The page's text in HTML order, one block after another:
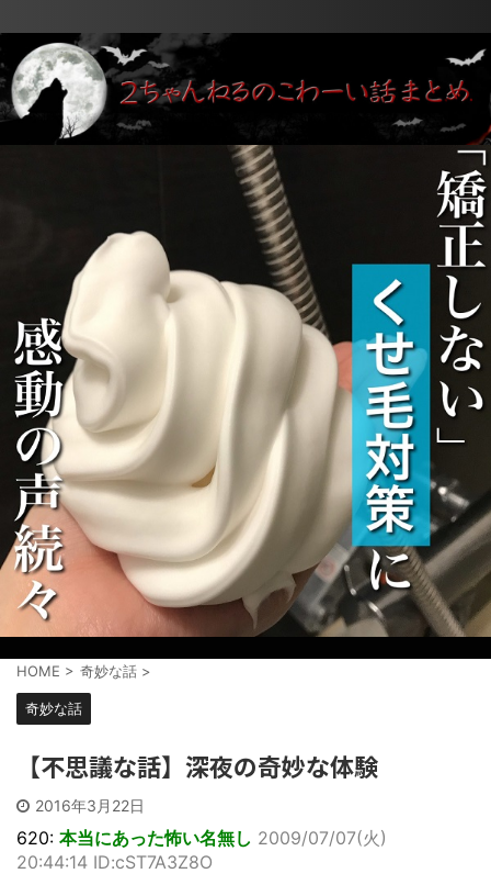
HOME > 奇妙な話 >
奇妙な話
【不思議な話】深夜の奇妙な体験
2016年3月22日
620: 本当にあった怖い名無し 2009/07/07(火)
20:44:14 ID:cST7A3Z8O